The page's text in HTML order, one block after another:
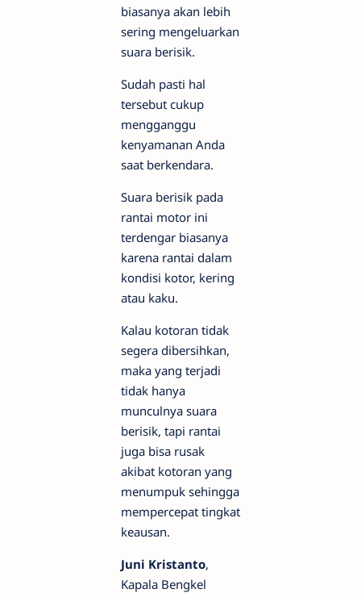
biasanya akan lebih
sering mengeluarkan
suara berisik.
Sudah pasti hal
tersebut cukup
mengganggu
kenyamanan Anda
saat berkendara.
Suara berisik pada
rantai motor ini
terdengar biasanya
karena rantai dalam
kondisi kotor, kering
atau kaku.
Kalau kotoran tidak
segera dibersihkan,
maka yang terjadi
tidak hanya
munculnya suara
berisik, tapi rantai
juga bisa rusak
akibat kotoran yang
menumpuk sehingga
mempercepat tingkat
keausan.
Juni Kristanto,
Kapala Bengkel